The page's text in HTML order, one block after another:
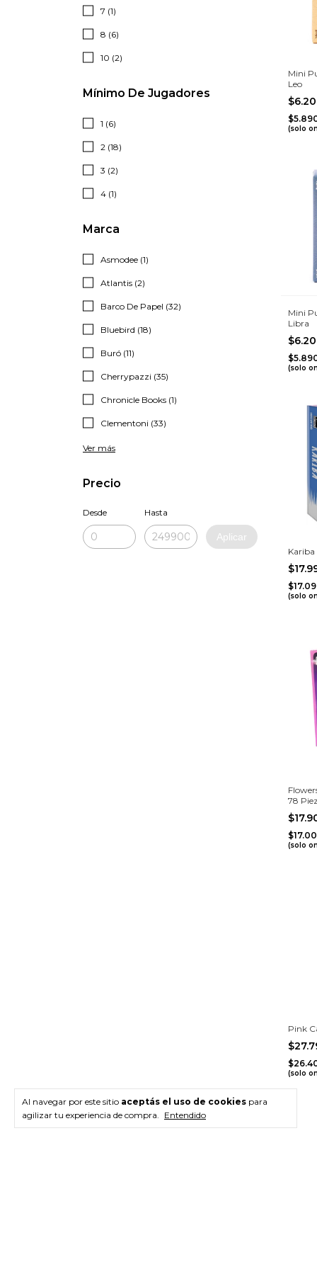
Al navegar por este sitio aceptás el uso de cookies para
agilizar tu experiencia de compra. Entendido
7 (1)
8 (6)
10 (2)
Mínimo De Jugadores
1 (6)
2 (18)
3 (2)
4 (1)
Marca
Asmodee (1)
Atlantis (2)
Barco De Papel (32)
Bluebird (18)
Buró (11)
Cherrypazzi (35)
Chronicle Books (1)
Clementoni (33)
Ver más
Precio
Desde Hasta
Aplicar
Mini
Leo
(solo
Mini
Libra
(solo
Kariba
(solo
78
(solo
Pink
(solo